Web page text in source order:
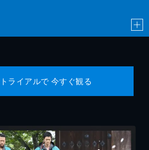
ライアルで 今すぐ観る